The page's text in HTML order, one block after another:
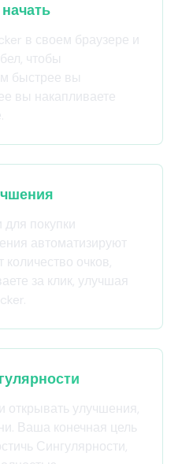
в своем браузере и
чтобы
быстрее вы
вы накапливаете
для покупки
автоматизируют
очков,
за клик, улучшая
открывать улучшения,
Ваша конечная цель
Сингулярности,